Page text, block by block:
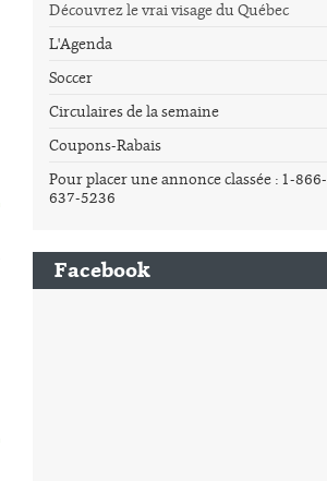
Découvrez le vrai visage du Québec
L'Agenda
Soccer
Circulaires de la semaine
Coupons-Rabais
Pour placer une annonce classée : 1-866-
637-5236
Facebook